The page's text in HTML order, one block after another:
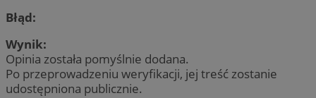
Błąd:
Wynik:
Opinia została pomyślnie dodana.
Po przeprowadzeniu weryfikacji, jej treść zostanie
udostępniona publicznie.